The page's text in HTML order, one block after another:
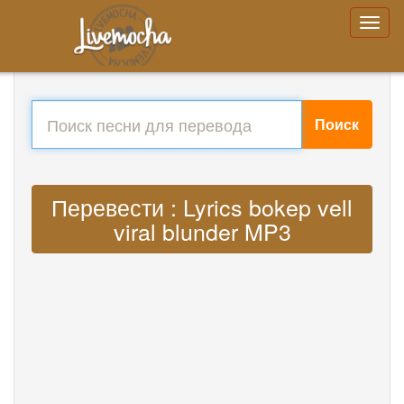
Поиск
Перевести : Lyrics bokep vell
viral blunder MP3